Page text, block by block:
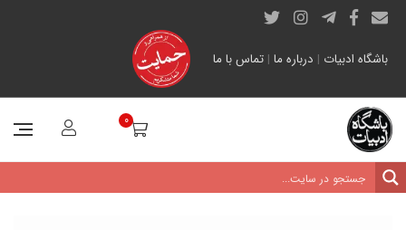
باشگاه ادبیات | درباره ما | تماس با ما
0